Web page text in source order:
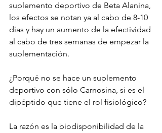
suplemento deportivo de Beta Alanina,
los efectos se notan ya al cabo de 8-10
días y hay un aumento de la efectividad
al cabo de tres semanas de empezar la
suplementación.
¿Porqué no se hace un suplemento
deportivo con sólo Carnosina, si es el
dipéptido que tiene el rol fisiológico?
La razón es la biodisponibilidad de la